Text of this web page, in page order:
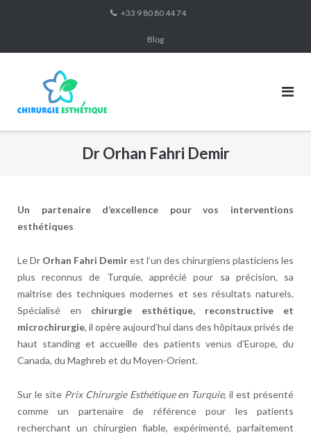
+33 9 80 80 44 74
Blog
Dr Orhan Fahri Demir
Un partenaire d’excellence pour vos interventions
esthétiques
Le Dr Orhan Fahri Demirest l’un des chirurgiens plasticiens les
plus reconnus de Turquie, apprécié pour sa précision, sa
maîtrise des techniques modernes et ses résultats naturels.
Spécialisé en chirurgie esthétique, reconstructive et
microchirurgie, il opère aujourd’hui dans des hôpitaux privés de
haut standing et accueille des patients venus d’Europe, du
Canada, du Maghreb et du Moyen-Orient.
Sur le site Prix Chirurgie Esthétique en Turquie, il est présenté
comme un partenaire de référence pour les patients
recherchant un chirurgien fiable, expérimenté, parfaitement